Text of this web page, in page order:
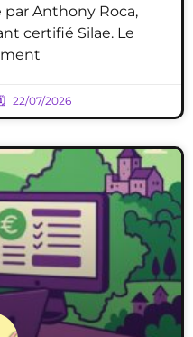
Anthony Roca,
certifié Silae. Le
22/07/2026